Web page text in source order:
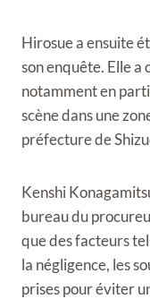
Hirosue a ensuite
son enquête. Elle
notamment en
scène dans une
préfecture de
Kenshi
bureau du
que des facteurs
la négligence, les
prises pour éviter